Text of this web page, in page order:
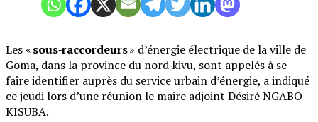
Les «sous‑raccordeurs» d’énergie électrique de la ville de
Goma, dans la province du nord‑kivu, sont appelés à se
faire identifier auprès du service urbain d’énergie, a indiqué
ce jeudi lors d’une réunion le maire adjoint Désiré NGABO
KISUBA.